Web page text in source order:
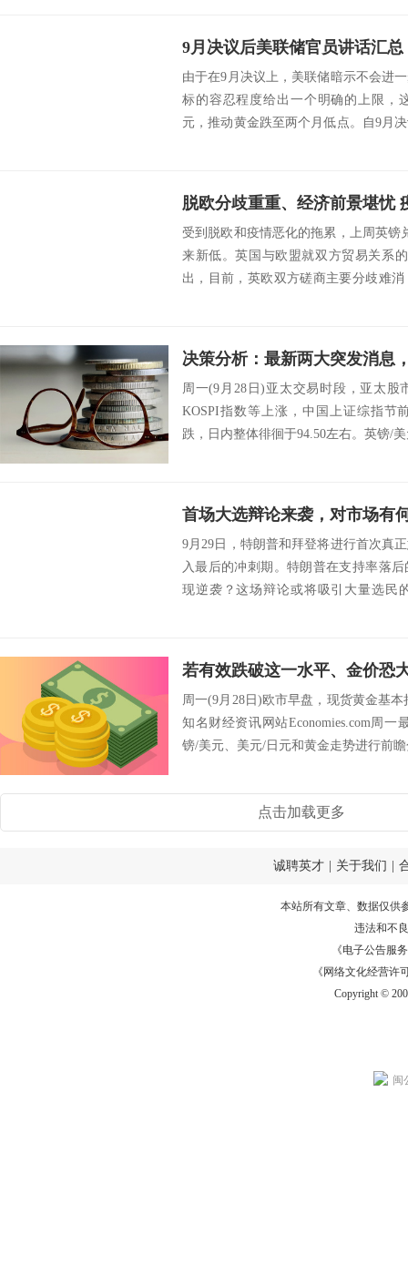
由于在9月决议上，美联储暗示不会进
标的容忍程度给出一个明确的上限，
元，推动黄金跌至两个月低点。自9月
脱欧分歧重重、经济前景堪忧
受到脱欧和疫情恶化的拖累，上周英镑
来新低。英国与欧盟就双方贸易关系
出，目前，英欧双方磋商主要分歧难
周一(9月28日)亚太交易时段，亚太股
KOSPI指数等上涨，中国上证综指节
跌，日内整体徘徊于94.50左右。英镑/
首场大选辩论来袭，对市场有
9月29日，特朗普和拜登将进行首次真
入最后的冲刺期。特朗普在支持率落
现逆袭？这场辩论或将吸引大量选民
周一(9月28日)欧市早盘，现货黄金基
知名财经资讯网站Economies.com周
镑/美元、美元/日元和黄金走势进行前
点击加载更多
诚聘英才 关于我们
本站所有文章、数据仅供
违法和不
《电子公告服务
《网络文化经营许
Copyright ©
闽